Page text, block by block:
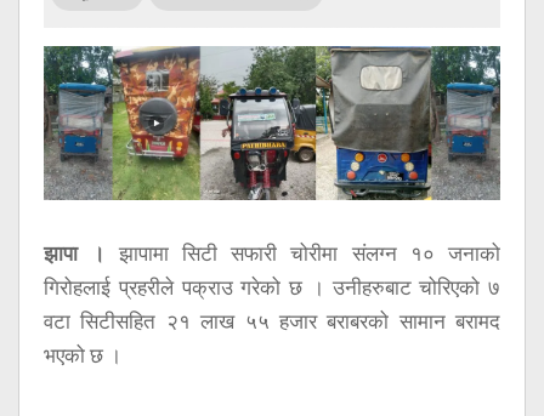
झापा ।
झापामा सिटी सफारी चोरीमा संलग्न १० जनाको
गिरोहलाई प्रहरीले पक्राउ गरेको छ । उनीहरुबाट चोरिएको ७
वटा सिटीसहित २१ लाख ५५ हजार बराबरको सामान बरामद
भएको छ ।
सूचना
प्रविधि
अन्तर्वार्ता
अन्तर्राष्ट्रिय
स्वास्थ्य
Tech